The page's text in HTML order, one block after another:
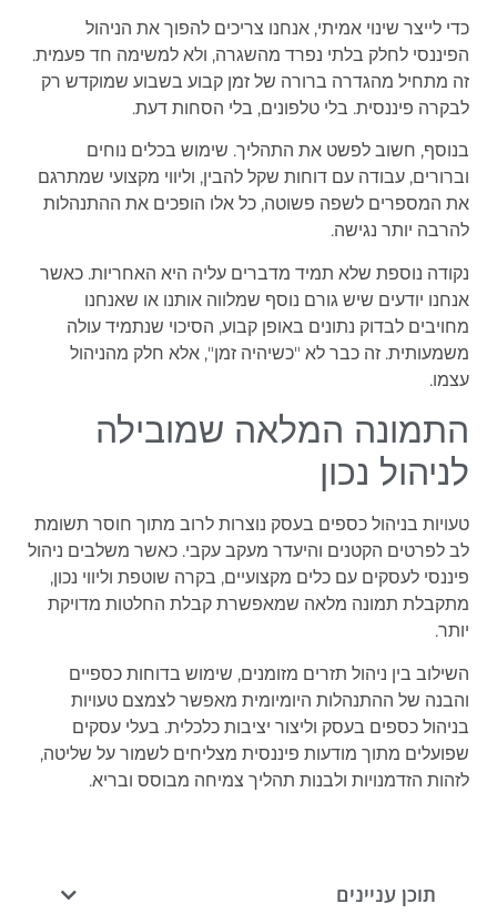
כדי לייצר שינוי אמיתי, אנחנו צריכים להפוך את הניהול
הפיננסי לחלק בלתי נפרד מהשגרה, ולא למשימה חד פעמית.
זה מתחיל מהגדרה ברורה של זמן קבוע בשבוע שמוקדש רק
לבקרה פיננסית. בלי טלפונים, בלי הסחות דעת.
בנוסף, חשוב לפשט את התהליך. שימוש בכלים נוחים
וברורים, עבודה עם דוחות שקל להבין, וליווי מקצועי שמתרגם
את המספרים לשפה פשוטה, כל אלו הופכים את ההתנהלות
להרבה יותר נגישה.
נקודה נוספת שלא תמיד מדברים עליה היא האחריות. כאשר
אנחנו יודעים שיש גורם נוסף שמלווה אותנו או שאנחנו
מחויבים לבדוק נתונים באופן קבוע, הסיכוי שנתמיד עולה
משמעותית. זה כבר לא "כשיהיה זמן", אלא חלק מהניהול
עצמו.
התמונה המלאה שמובילה
לניהול נכון
טעויות בניהול כספים בעסק נוצרות לרוב מתוך חוסר תשומת
לב לפרטים הקטנים והיעדר מעקב עקבי. כאשר משלבים ניהול
פיננסי לעסקים עם כלים מקצועיים, בקרה שוטפת וליווי נכון,
מתקבלת תמונה מלאה שמאפשרת קבלת החלטות מדויקת
יותר.
השילוב בין ניהול תזרים מזומנים, שימוש בדוחות כספיים
והבנה של ההתנהלות היומיומית מאפשר לצמצם טעויות
בניהול כספים בעסק וליצור יציבות כלכלית. בעלי עסקים
שפועלים מתוך מודעות פיננסית מצליחים לשמור על שליטה,
לזהות הזדמנויות ולבנות תהליך צמיחה מבוסס ובריא.
תוכן עניינים